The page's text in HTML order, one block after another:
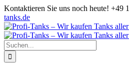
Zum
Inhalt
springen
Kontaktieren Sie uns noch heute! +49
tanks.de
Suche
nach: